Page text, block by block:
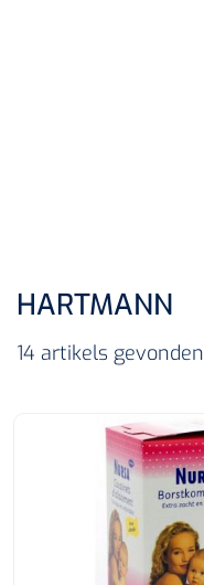
HARTMANN
14 artikels gevonden